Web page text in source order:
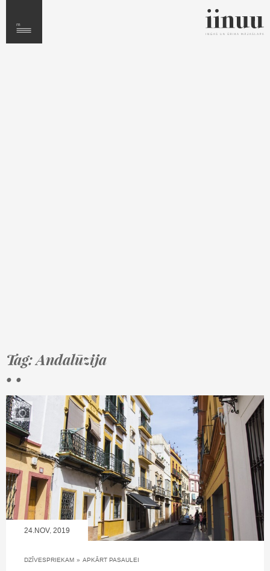
Tag: Andalūzija
• •
24.NOV, 2019
DZĪVESPRIEKAM » APKĀRT PASAULEI